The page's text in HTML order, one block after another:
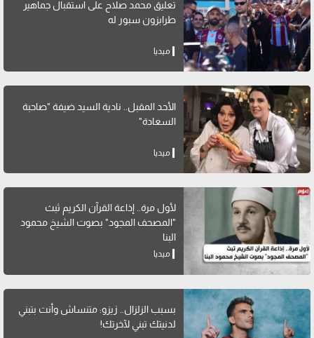
تعليق محمد صلاح على استقبال جماهير
طرابزون سبور له
ميديا
الأحد المقبل.. نادية السيد ضيفة "صاحبة
السعادة"
ميديا
لأول مرة.. إذاعة القرآن الكريم ثبث
"المصحف المجود" بصوت الشيخ محمود
البنا
ميديا
بسبب الزلزال.. زيزو: متنساش وأنت بتبني
لدنيتك تبني لآخرتك!